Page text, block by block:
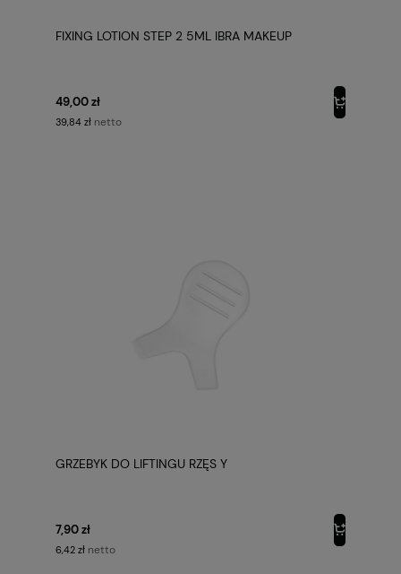
FIXING LOTION STEP 2 5ML IBRA MAKEUP
49,00 zł
39,84 zł netto
GRZEBYK DO LIFTINGU RZĘS Y
7,90 zł
6,42 zł netto